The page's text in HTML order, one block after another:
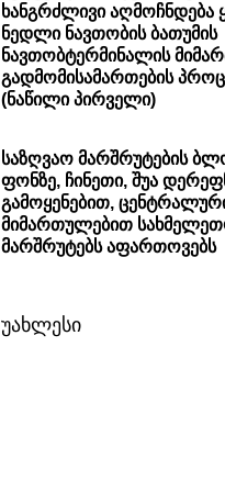
ხანგრძლივი აღმოჩნდება
ნედლი ნავთობის ბათუმის
ნავთობტერმინალის
გადმომისამართების
(ნაწილი პირველი)
საზღვაო მარშრუტების
ფონზე, ჩინეთი, შუა
გამოყენებით,
მიმართულებით
მარშრუტებს აფართოვებს
უახლესი